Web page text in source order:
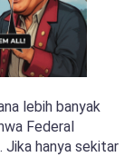
lebih banyak
Federal
Jika hanya sekitar